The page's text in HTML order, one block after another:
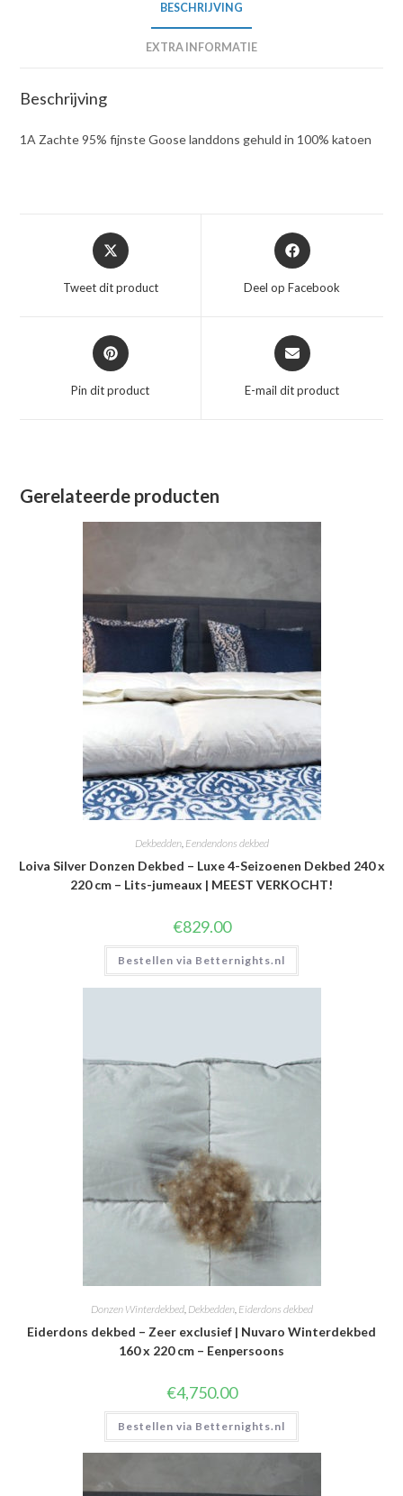
BESCHRIJVING
EXTRA INFORMATIE
Beschrijving
1A Zachte 95% fijnste Goose landdons gehuld in 100% katoen
Opent
in
nieuw
Tweet dit product
Opent
in
nieuw
Deel op Facebook
Opent
in
nieuw
Pin dit product
Opent
in
nieuw
E-mail dit product
Gerelateerde producten
Dekbedden, Eendendons dekbed
Loiva Silver Donzen Dekbed – Luxe 4-Seizoenen Dekbed 240 x
220 cm – Lits-jumeaux | MEEST VERKOCHT!
€829.00
Bestellen via Betternights.nl
Donzen Winterdekbed, Dekbedden, Eiderdons dekbed
Eiderdons dekbed – Zeer exclusief | Nuvaro Winterdekbed
160 x 220 cm – Eenpersoons
€4,750.00
Bestellen via Betternights.nl